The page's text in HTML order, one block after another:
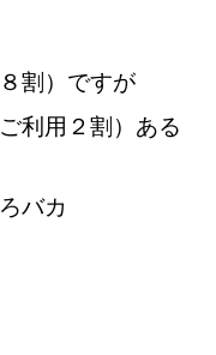
割）ですが
利用２割）ある
ろバカ